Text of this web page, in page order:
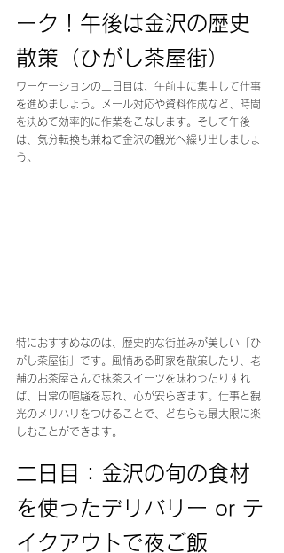
ーク！午後は金沢の歴史
散策（ひがし茶屋街）
ワーケーションの二日目は、午前中に集中して仕事
を進めましょう。メール対応や資料作成など、時間
を決めて効率的に作業をこなします。そして午後
は、気分転換も兼ねて金沢の観光へ繰り出しましょ
う。
特におすすめなのは、歴史的な街並みが美しい「ひ
がし茶屋街」です。風情ある町家を散策したり、老
舗のお茶屋さんで抹茶スイーツを味わったりすれ
ば、日常の喧騒を忘れ、心が安らぎます。仕事と観
光のメリハリをつけることで、どちらも最大限に楽
しむことができます。
二日目：金沢の旬の食材
を使ったデリバリー or テ
イクアウトで夜ご飯